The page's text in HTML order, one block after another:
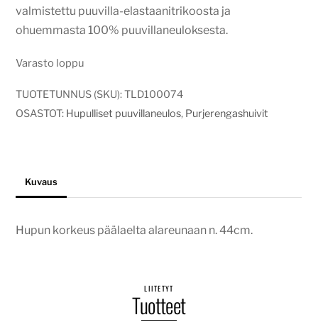
valmistettu puuvilla-elastaanitrikoosta ja
ohuemmasta 100% puuvillaneuloksesta.
Varasto loppu
TUOTETUNNUS (SKU):TLD100074
OSASTOT: Hupulliset puuvillaneulos, Purjerengashuivit
Kuvaus
Hupun korkeus päälaelta alareunaan n. 44cm.
LIITETYT
Tuotteet